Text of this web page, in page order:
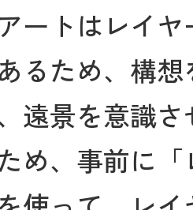
ートはレイヤ
るため、構
遠景を意識
め、事前に